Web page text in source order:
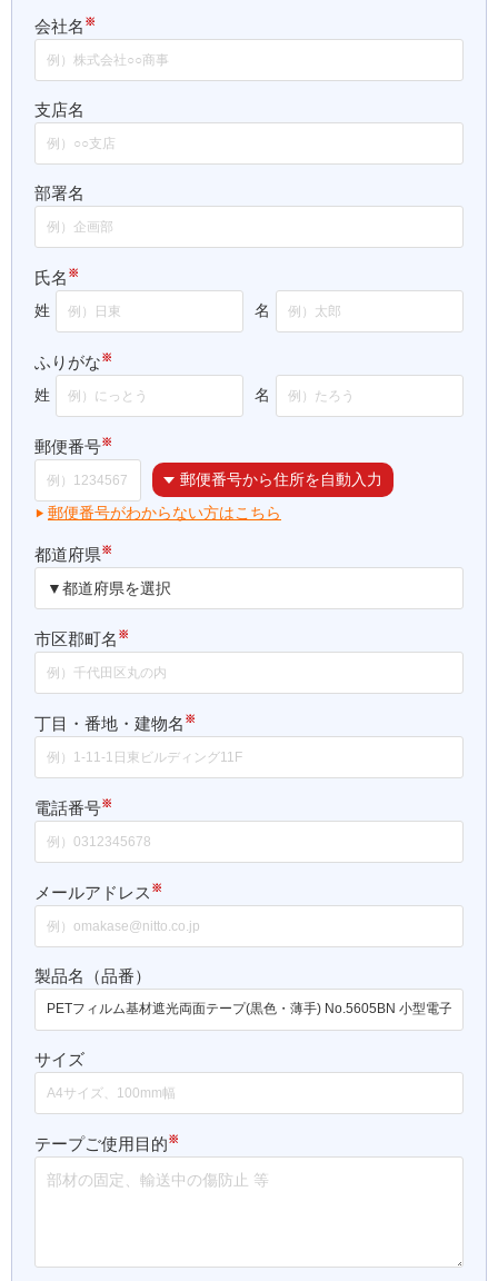
会社名 ※
支店名
部署名
氏名 ※
姓 名
ふりがな※
姓 名
郵便番号※
郵便番号から住所を自動入力
郵便番号がわからない方はこちら
都道府県※
市区郡町名 ※
丁目・番地・建物名 ※
電話番号※
メールアドレス ※
製品名（品番）
サイズ
テープご使用目的※